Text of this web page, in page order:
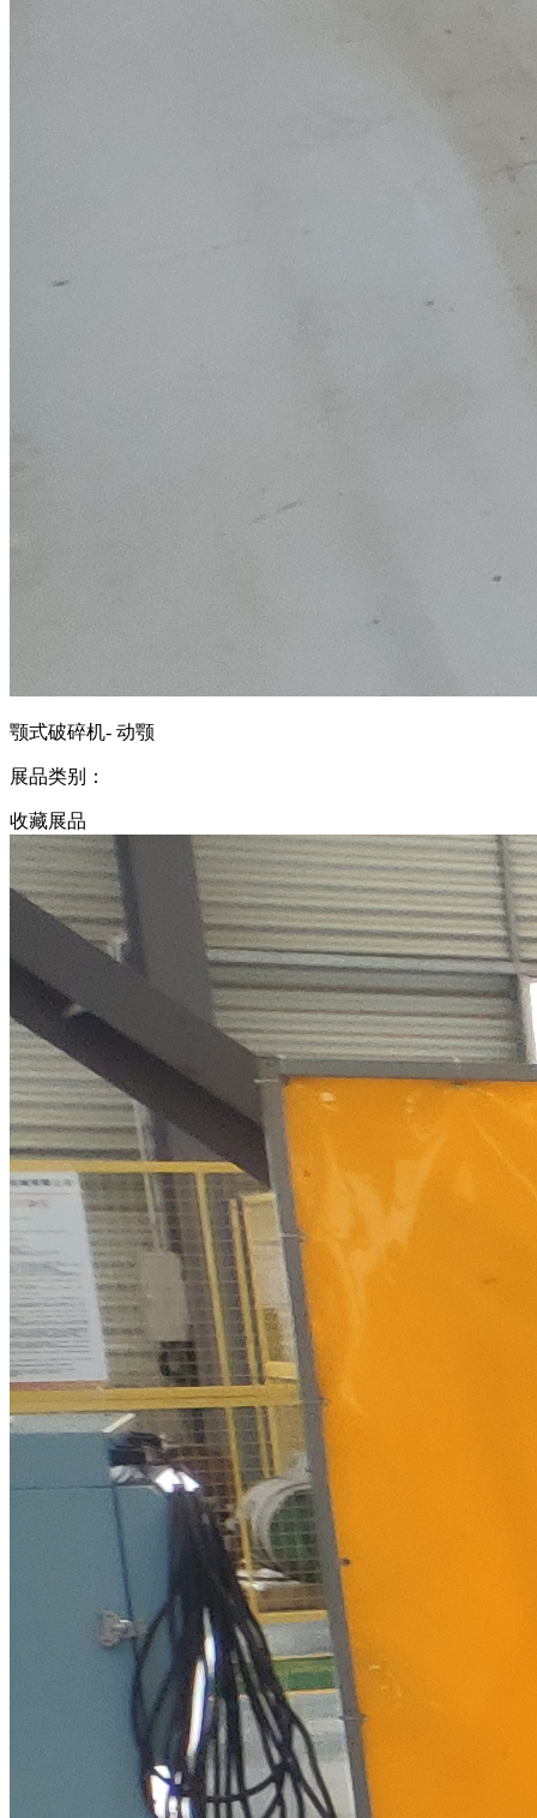
颚式破碎机- 动颚
展品类别：
收藏展品